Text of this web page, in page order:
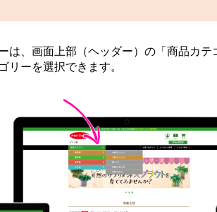
は、画面上部（ヘッダー）の「商品カ
リーを選択できます。